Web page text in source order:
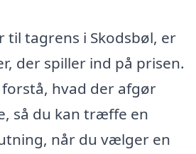
til tagrens i Skodsbøl, er
der spiller ind på prisen.
hvad der afgør
så du kan træffe en
når du vælger en